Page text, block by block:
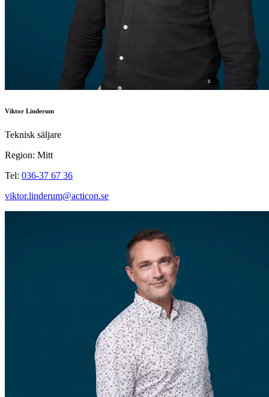
Viktor Linderum
Teknisk säljare
Region: Mitt
Tel: 036-37 67 36
viktor.linderum@acticon.se